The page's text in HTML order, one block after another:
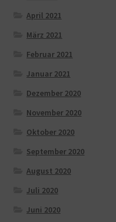
April 2021
März 2021
Februar 2021
Januar 2021
Dezember 2020
November 2020
Oktober 2020
September 2020
August 2020
Juli 2020
Juni 2020